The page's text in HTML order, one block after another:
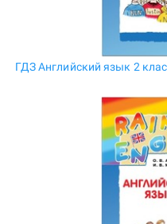
ГДЗ Английский язык 2